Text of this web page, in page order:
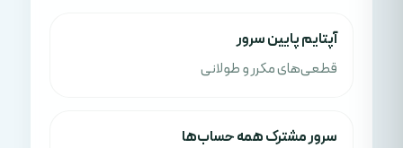
آپتایم پایین سرور
قطعی‌های مکرر و طولانی
سرور مشترک همه حساب‌ها